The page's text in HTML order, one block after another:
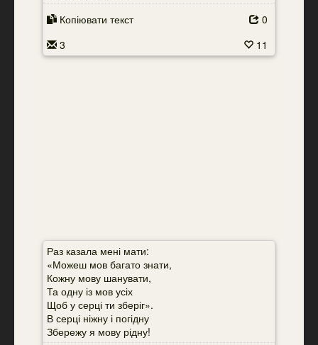
Копіювати текст
0
3
11
Раз казала мені мати:
«Можеш мов багато знати,
Кожну мову шанувати,
Та одну із мов усіх
Щоб у серці ти зберіг».
В серці ніжну і погідну
Збережу я мову рідну!